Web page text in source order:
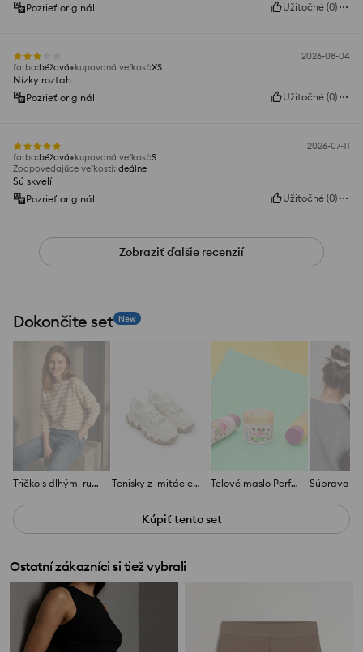
Pozrieť originál
Užitočné (0)
2026-08-04
farba:béžová kupovaná veľkosť:XS
Nízky rozťah
Pozrieť originál
Užitočné (0)
2026-07-11
farba:béžová kupovaná veľkosť:S
Zodpovedajúce veľkosti:ideálne
Sú skvelí
Pozrieť originál
Užitočné (0)
Zobraziť ďalšie recenzií
Dokončite set New
Tričko s dlhými rukávmi Tenisky z imitácie kože Telové maslo Perfecta
Kúpiť tento set
Ostatní zákazníci si tiež vybrali